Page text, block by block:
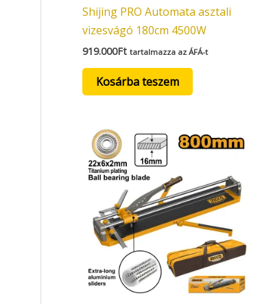
Shijing PRO Automata asztali
vizesvágó 180cm 4500W
919.000Ft tartalmazza az ÁFÁ-t
Kosárba teszem